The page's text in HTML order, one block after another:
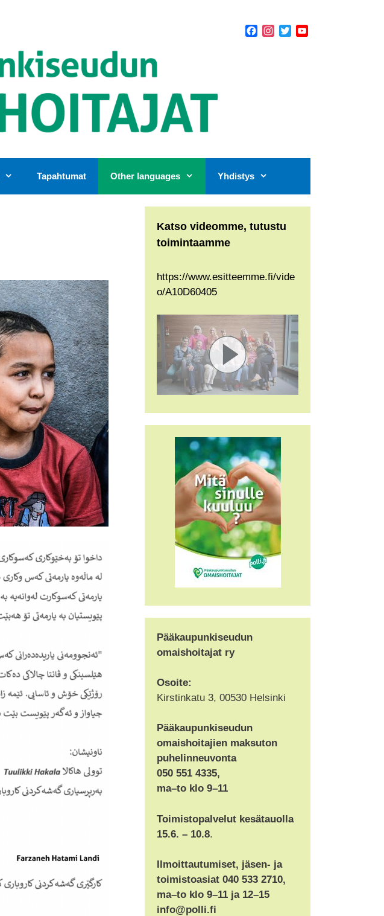
Facebook
Instagram
Twitter
Tapahtumat Other languages Yhdistys
Katso videomme, tutustu
toimintaamme
https://www.esitteemme.fi/vide
o/A10D60405
Pääkaupunkiseudun
omaishoitajat ry
Osoite:
Kirstinkatu 3, 00530 Helsinki
Pääkaupunkiseudun
omaishoitajien maksuton
puhelinneuvonta
050 551 4335,
ma–to klo 9–11
Toimistopalvelut kesätauolla
15.6. – 10.8.
Ilmoittautumiset, jäsen- ja
toimistoasiat 040 533 2710,
ma–to klo 9–11 ja 12–15
info@polli.fi